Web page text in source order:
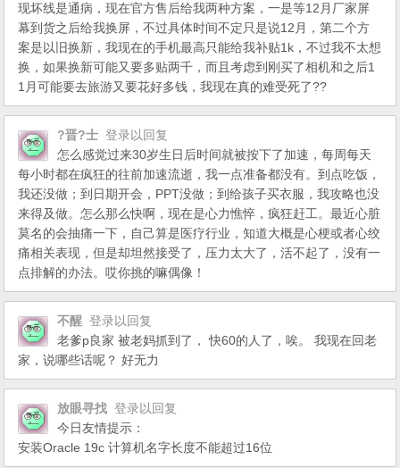
现坏线是通病，现在官方售后给我两种方案，一是等12月厂家屏
幕到货之后给我换屏，不过具体时间不定只是说12月，第二个方
案是以旧换新，我现在的手机最高只能给我补贴1k，不过我不太想
换，如果换新可能又要多贴两千，而且考虑到刚买了相机和之后1
1月可能要去旅游又要花好多钱，我现在真的难受死了??
?晋?士 登录以回复
怎么感觉过来30岁生日后时间就被按下了加速，每周每天
每小时都在疯狂的往前加速流逝，我一点准备都没有。到点吃饭，
我还没做；到日期开会，PPT没做；到给孩子买衣服，我攻略也没
来得及做。怎么那么快啊，现在是心力憔悴，疯狂赶工。最近心脏
莫名的会抽痛一下，自己算是医疗行业，知道大概是心梗或者心绞
痛相关表现，但是却坦然接受了，压力太大了，活不起了，没有一
点排解的办法。哎你挑的嘛偶像！
不醒 登录以回复
老爹p良家 被老妈抓到了， 快60的人了，唉。 我现在回老
家，说哪些话呢？ 好无力
放眼寻找 登录以回复
今日友情提示：
安装Oracle 19c 计算机名字长度不能超过16位